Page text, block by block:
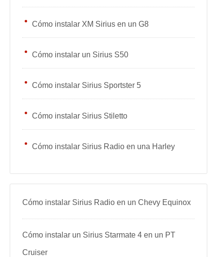
Cómo instalar XM Sirius en un G8
Cómo instalar un Sirius S50
Cómo instalar Sirius Sportster 5
Cómo instalar Sirius Stiletto
Cómo instalar Sirius Radio en una Harley
Cómo instalar Sirius Radio en un Chevy Equinox
Cómo instalar un Sirius Starmate 4 en un PT
Cruiser